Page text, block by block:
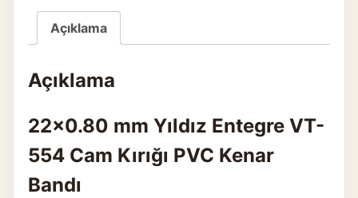
Açıklama
Açıklama
22×0.80 mm Yıldız Entegre VT-
554 Cam Kırığı PVC Kenar
Bandı